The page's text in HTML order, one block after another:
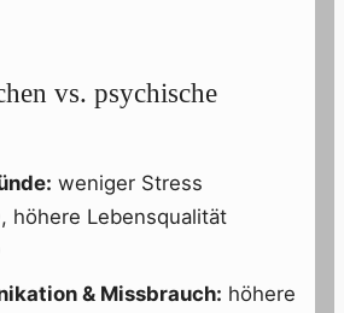
vs. psychische
weniger Stress
höhere Lebensqualität
& Missbrauch: höhere